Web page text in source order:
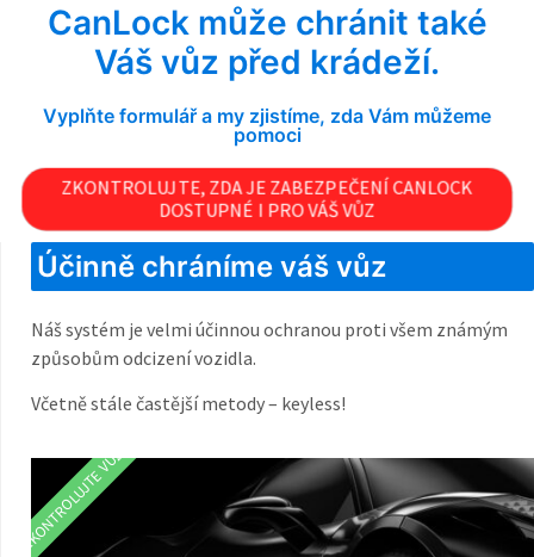
CanLock může chránit také
Váš vůz před krádeží.
Vyplňte formulář a my zjistíme, zda Vám můžeme
pomoci
ZKONTROLUJTE, ZDA JE ZABEZPEČENÍ CANLOCK
DOSTUPNÉ I PRO VÁŠ VŮZ
Účinně chráníme váš vůz
Náš systém je velmi účinnou ochranou proti všem známým
způsobům odcizení vozidla.
Včetně stále častější metody – keyless!
ZKONTROLUJTE VŮZ